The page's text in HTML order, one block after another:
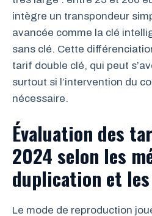
intègre un transpondeur
avancée comme la clé
sans clé. Cette
tarif double clé, qui peut
surtout si l’intervention du
nécessaire.
Évaluation des
2024 selon les
duplication et
Le mode de reproduction